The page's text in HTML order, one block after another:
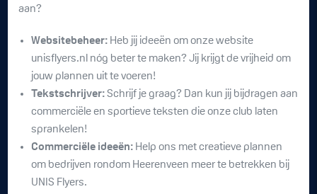
aan?
Websitebeheer:Heb jij ideeën om onze website
unisflyers.nl nóg beter te maken? Jij krijgt de vrijheid om
jouw plannen uit te voeren!
Tekstschrijver:Schrijf je graag? Dan kun jij bijdragen aan
commerciële en sportieve teksten die onze club laten
sprankelen!
Commerciële ideeën:Help ons met creatieve plannen
om bedrijven rondom Heerenveen meer te betrekken bij
UNIS Flyers.